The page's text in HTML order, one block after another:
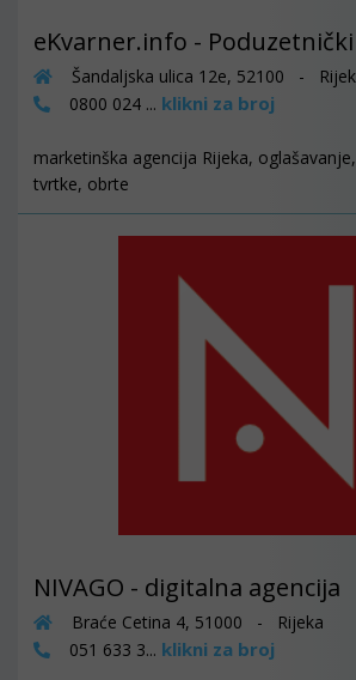
eKvarner.info -
Šandaljska ulica 12e, 52100 -
0800 024 ... klikni za broj
marketinška agencija Rijeka,
tvrtke, obrte
NIVAGO - digitalna agencija
Braće Cetina 4, 51000 - Rijeka
051 633 3... klikni za broj